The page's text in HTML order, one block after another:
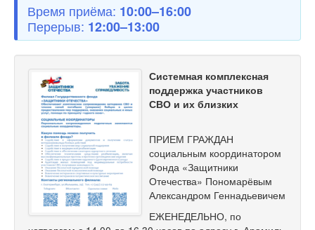
Время приёма: 10:00–16:00
Перерыв: 12:00–13:00
Системная комплексная
поддержка участников
СВО и их близких
ПРИЕМ ГРАЖДАН
социальным координатором
Фонда «Защитники
Отечества» Пономарёвым
Александром Геннадьевичем
ЕЖЕНЕДЕЛЬНО, по